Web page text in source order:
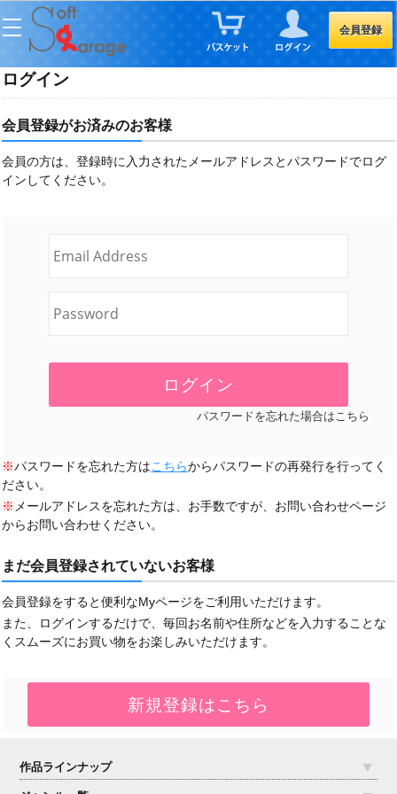
会員登録
ログイン
会員登録がお済みのお客様
会員の方は、登録時に入力されたメールアドレスとパスワードでログ
インしてください。
パスワードを忘れた場合はこちら
※パスワードを忘れた方はこちらからパスワードの再発行を行ってく
ださい。
※ メールアドレスを忘れた方は、お手数ですが、お問い合わせページ
からお問い合わせください。
まだ会員登録されていないお客様
会員登録をすると便利なMyページをご利用いただけます。
また、ログインするだけで、毎回お名前や住所などを入力することな
くスムーズにお買い物をお楽しみいただけます。
作品ラインナップ